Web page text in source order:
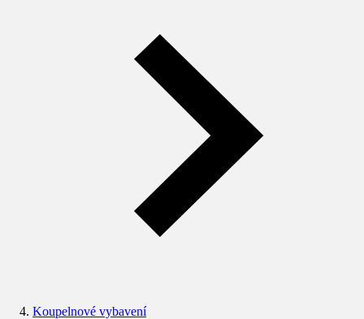
Koupelnové vybavení